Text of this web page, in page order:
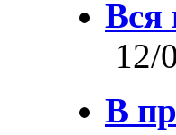
Вся
12/
В